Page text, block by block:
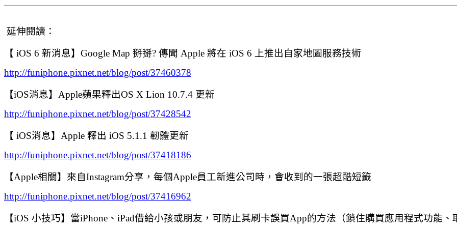
延伸閱讀：
【 iOS 6 新消息】Google Map 掰掰? 傳聞 Apple 將在 iOS 6 上推出自家地圖服務技術
http://funiphone.pixnet.net/blog/post/37460378
【iOS消息】Apple蘋果釋出OS X Lion 10.7.4 更新
http://funiphone.pixnet.net/blog/post/37428542
【 iOS消息】Apple 釋出 iOS 5.1.1 韌體更新
http://funiphone.pixnet.net/blog/post/37418186
【Apple相關】來自Instagram分享，每個Apple員工新進公司時，會收到的一張超酷短籤
http://funiphone.pixnet.net/blog/post/37416962
【iOS 小技巧】當iPhone、iPad借給小孩或朋友，可防止其刷卡誤買App的方法（鎖住購買應用程式功能、